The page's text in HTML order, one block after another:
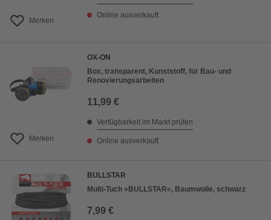
Merken
Online ausverkauft
Merken
OX-ON
Box, transparent, Kunststoff, für Bau- und
Renovierungsarbeiten
11,99 €
Verfügbarkeit im Markt prüfen
Online ausverkauft
BULLSTAR
Multi-Tuch »BULLSTAR«, Baumwolle, schwarz
7,99 €